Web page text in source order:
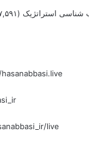
شناسی استراتژیک (۲۷,۵۹۱)
live